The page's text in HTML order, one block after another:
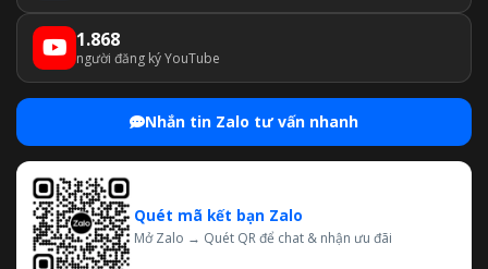
1.868
người đăng ký YouTube
Nhắn tin Zalo tư vấn nhanh
Quét mã kết bạn Zalo
Mở Zalo → Quét QR để chat & nhận ưu đãi